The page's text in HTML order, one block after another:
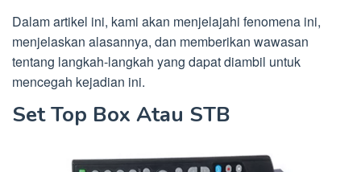
Dalam artikel ini, kami akan menjelajahi fenomena ini,
menjelaskan alasannya, dan memberikan wawasan
tentang langkah-langkah yang dapat diambil untuk
mencegah kejadian ini.
Set Top Box Atau STB